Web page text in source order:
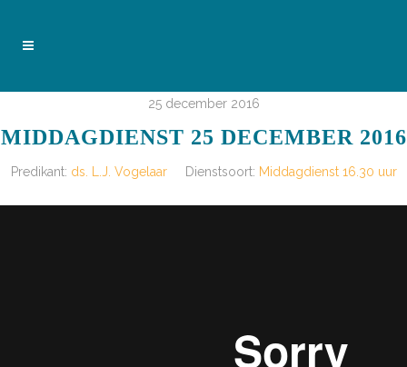
25 december 2016
MIDDAGDIENST 25 DECEMBER 2016
Predikant: ds. L.J. Vogelaar Dienstsoort: Middagdienst 16.30 uur